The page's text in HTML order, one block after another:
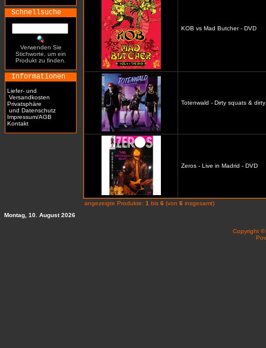
Schnellsuche
Verwenden Sie
Stichworte, um ein
Produkt zu finden.
Informationen
Liefer- und
Versandkosten
Privatsphäre
und Datenschutz
Impressum/AGB
Kontakt
KOB vs Mad Butcher - DVD
Totenwald - Dirty squats &
Zeros - Live in Madrid - DVD
angezeigte Produkte: 1 bis 6 (von 6 insgesamt)
Montag, 10. August 2026
Copyright